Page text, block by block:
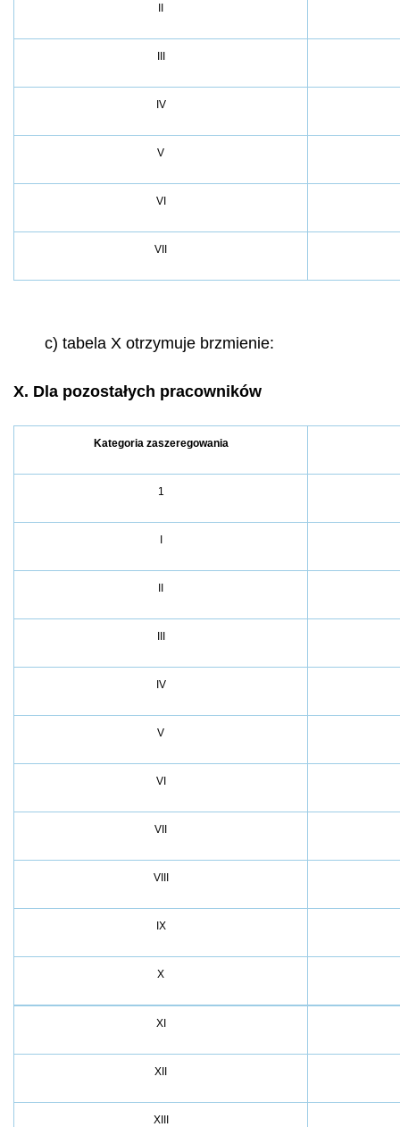
IV
V
VI
VII
c) tabela X otrzymuje brzmienie:
X. Dla pozostałych pracowników
Kategoria zaszeregowania
1
I
II
III
IV
V
VI
VII
VIII
IX
X
XI
XII
XIII